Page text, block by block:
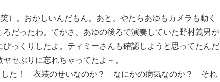
）。おかしいんだもん。あと、やたらあゆもカメラも動く
ろだったわ。てかさ、あゆの後ろで演奏していた野村義男が
びっくりしたよ。ティミーさんも確認しようと思ってたんだ
セぶりに忘れちゃってたよ～。
た！ 衣装のせいなのか？ なにかの病気なのか？ それ